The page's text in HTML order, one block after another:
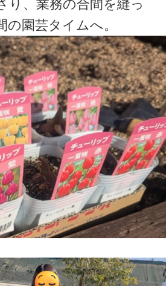
り、業務の合間を縫っ
の園芸タイムへ。